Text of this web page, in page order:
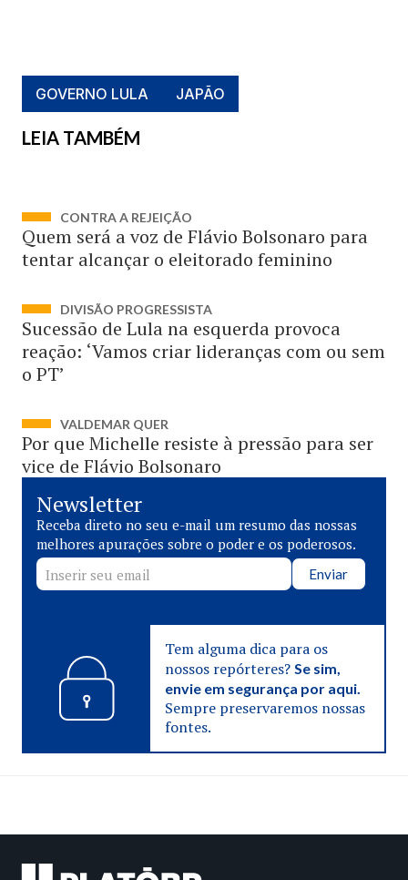
GOVERNO LULA JAPÃO
LEIA TAMBÉM
CONTRA A REJEIÇÃO
Quem será a voz de Flávio Bolsonaro para
tentar alcançar o eleitorado feminino
DIVISÃO PROGRESSISTA
Sucessão de Lula na esquerda provoca
reação: ‘Vamos criar lideranças com ou sem
o PT’
VALDEMAR QUER
Por que Michelle resiste à pressão para ser
vice de Flávio Bolsonaro
Newsletter
Receba direto no seu e-mail um resumo das nossas
melhores apurações sobre o poder e os poderosos.
Enviar
Tem alguma dica para os
nossos repórteres? Se sim,
envie em segurança por aqui.
Sempre preservaremos nossas
fontes.